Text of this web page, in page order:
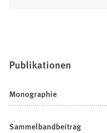
Publikationen
Monographie
Sammelbandbeitrag